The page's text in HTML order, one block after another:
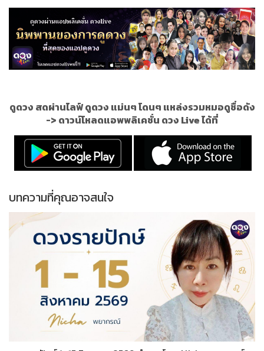
ดูดวง สดผ่านไลฟ์ ดูดวง แม่นๆ โดนๆ แหล่งรวมหมอดูชื่อดัง
-> ดาวน์โหลดแอพพลิเคชั่น ดวง Live ได้ที่
บทความที่คุณอาจสนใจ